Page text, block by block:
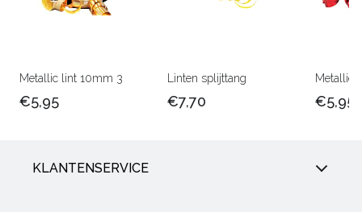
Metallic lint 10mm 3
€5,95
Linten splijttang
€7,70
Metallic
€5,95
KLANTENSERVICE